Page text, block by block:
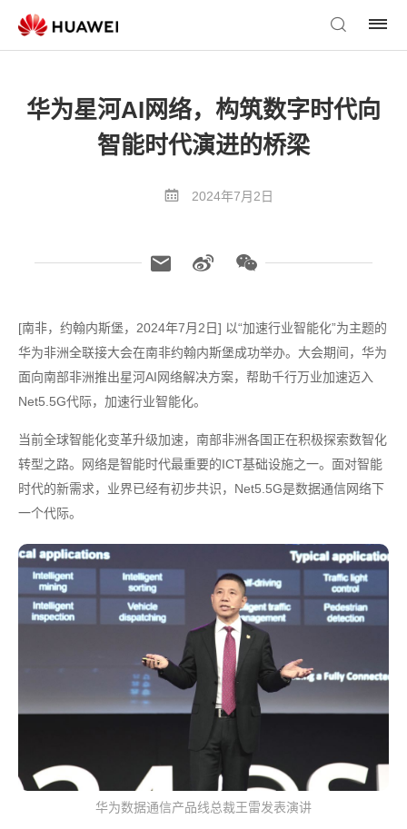
华为星河AI网络，构筑数字时代向
智能时代演进的桥梁
2024年7月2日
[南非，约翰内斯堡，2024年7月2日] 以“加速行业智能化”为主题的
华为非洲全联接大会在南非约翰内斯堡成功举办。大会期间，华为
面向南部非洲推出星河AI网络解决方案，帮助千行万业加速迈入
Net5.5G代际，加速行业智能化。
当前全球智能化变革升级加速，南部非洲各国正在积极探索数智化
转型之路。网络是智能时代最重要的ICT基础设施之一。面对智能
时代的新需求，业界已经有初步共识，Net5.5G是数据通信网络下
一个代际。
华为数据通信产品线总裁王雷发表演讲